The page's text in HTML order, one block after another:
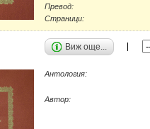
Превод:
Страници:
Виж още...
Антология:
Автор: